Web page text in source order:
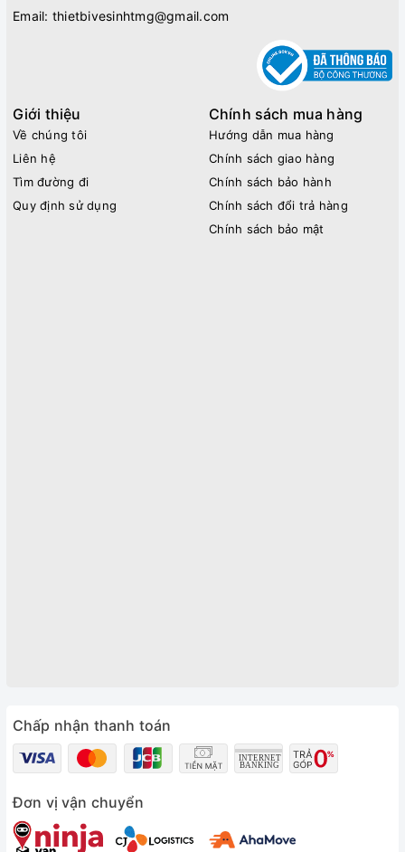
Email: thietbivesinhtmg@gmail.com
Giới thiệu
Về chúng tôi
Liên hệ
Tìm đường đi
Quy định sử dụng
Chính sách mua hàng
Hướng dẫn mua hàng
Chính sách giao hàng
Chính sách bảo hành
Chính sách đổi trả hàng
Chính sách bảo mật
Chấp nhận thanh toán
Đơn vị vận chuyển